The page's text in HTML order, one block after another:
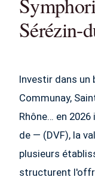
Sérézin-
Investir dans un
Communay,
Rhône… en
de — (DVF), la
plusieurs
structurent